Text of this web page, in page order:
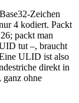
Zeichen
4 kodiert. Packt
packt man
tut –, braucht
ULID ist also
direkt in
ganz ohne